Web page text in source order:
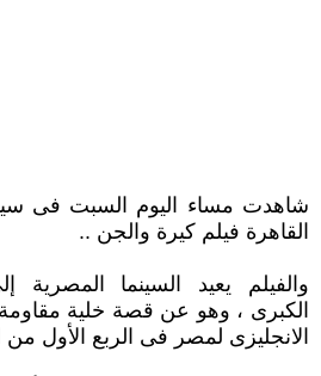
شاهدت مساء اليوم السبت فى
القاهرة فيلم كيرة والجن ..
والفيلم يعيد السينما المصرية
الكبرى ، وهو عن قصة خلية
الانجليزى لمصر فى الربع الأول